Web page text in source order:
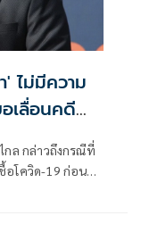
ไม่มีความ
เลื่อนคดี
ล กล่าวถึงกรณีที่
อโควิด-19 ก่อนที่